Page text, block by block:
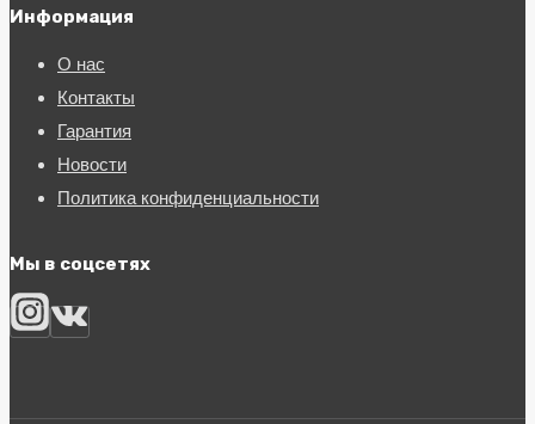
Информация
О нас
Контакты
Гарантия
Новости
Политика конфиденциальности
Мы в соцсетях